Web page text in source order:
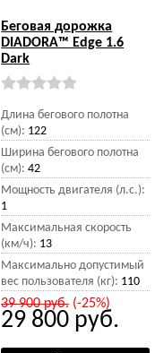
Беговая дорожка
DIADORA™ Edge 1.6
Dark
Длина бегового полотна
(см): 122
Ширина бегового полотна
(см): 42
Мощность двигателя (л.с.):
1
Максимальная скорость
(км/ч): 13
Максимально допустимый
вес пользователя (кг): 110
39 900руб.(-25%)
29 800 руб.